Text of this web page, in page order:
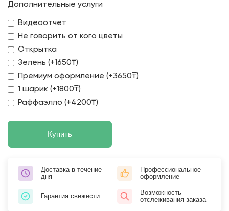
Дополнительные услуги
Видеоотчет
Не говорить от кого цветы
Открытка
Зелень (+1650₸)
Премиум оформление (+3650₸)
1 шарик (+1800₸)
Раффаэлло (+4200₸)
Купить
Доставка в течение
дня
Профессиональное
оформление
Гарантия свежести
Возможность
отслеживания заказа